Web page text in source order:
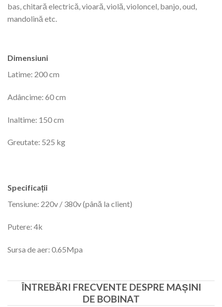
bas, chitară electrică, vioară, violă, violoncel, banjo, oud,
mandolină etc.
Dimensiuni
Latime: 200 cm
Adâncime: 60 cm
Inaltime: 150 cm
Greutate: 525 kg
Specificații
Tensiune: 220v / 380v (până la client)
Putere: 4k
Sursa de aer: 0.65Mpa
ÎNTREBĂRI FRECVENTE DESPRE MAȘINI
DE BOBINAT